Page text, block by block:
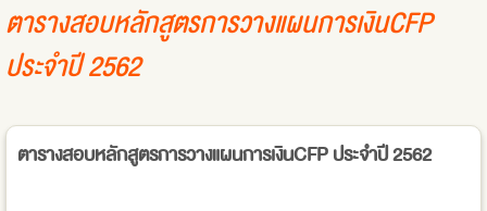
ตารางสอบหลักสูตรการวางแผนการเงินCFP
ประจำปี 2562
ตารางสอบหลักสูตรการวางแผนการเงินCFP ประจำปี 2562